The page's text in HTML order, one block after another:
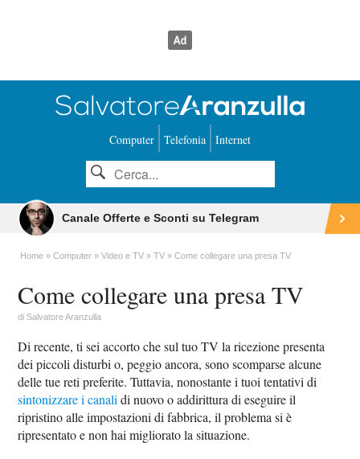
Computer Telefonia Internet
Canale Offerte e Sconti su Telegram
Home Computer Video e TV TV Come collegare una presa TV
Come collegare una presa TV
diSalvatore Aranzulla
Di recente, ti sei accorto che sul tuo TV la ricezione presenta
dei piccoli disturbi o, peggio ancora, sono scomparse alcune
delle tue reti preferite. Tuttavia, nonostante i tuoi tentativi di
sintonizzare i canali di nuovo o addirittura di eseguire il
ripristino alle impostazioni di fabbrica, il problema si è
ripresentato e non hai migliorato la situazione.